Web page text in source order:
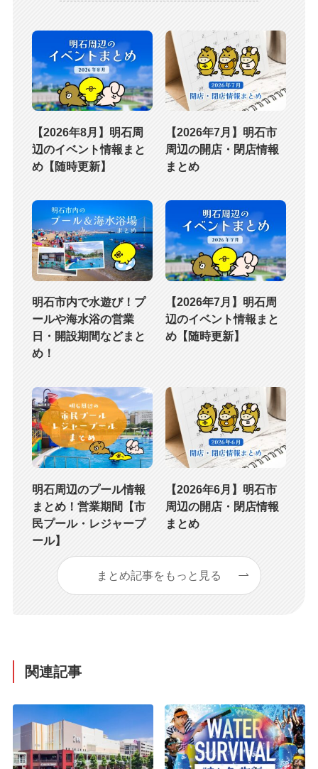
【2026年8月】明石周
辺のイベント情報まと
め【随時更新】
【2026年7月】明石市
周辺の開店・閉店情報
まとめ
明石市内で水遊び！プ
ールや海水浴の営業
日・開設期間などまと
め！
【2026年7月】明石周
辺のイベント情報まと
め【随時更新】
明石周辺のプール情報
まとめ！営業期間【市
民プール・レジャープ
ール】
【2026年6月】明石市
周辺の開店・閉店情報
まとめ
まとめ記事をもっと見る
関連記事